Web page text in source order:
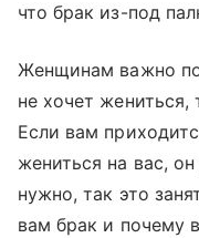
что брак из-под
Женщинам важно
не хочет жениться,
Если вам
жениться на вас,
нужно, так это
вам брак и почему